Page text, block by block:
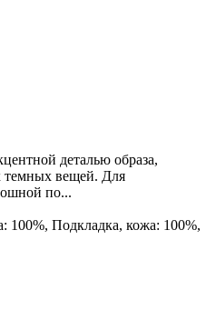
деталью образа,
темных вещей. Для
по...
100%, Подкладка, кожа: 100%,